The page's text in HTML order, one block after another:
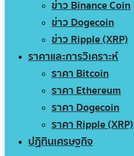
ข่าว Binance Coin
ข่าว Dogecoin
ข่าว Ripple (XRP)
ราคาและการวิเคราะห์
ราคา Bitcoin
ราคา Ethereum
ราคา Dogecoin
ราคา Ripple (XRP)
ปฏิทินเศรษฐกิจ